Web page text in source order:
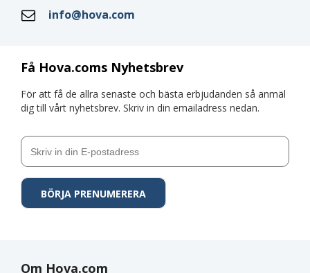
Få Hova.coms Nyhetsbrev
För att få de allra senaste och bästa erbjudanden så anmäl
dig till vårt nyhetsbrev. Skriv in din emailadress nedan.
info@hova.com
Om Hova.com